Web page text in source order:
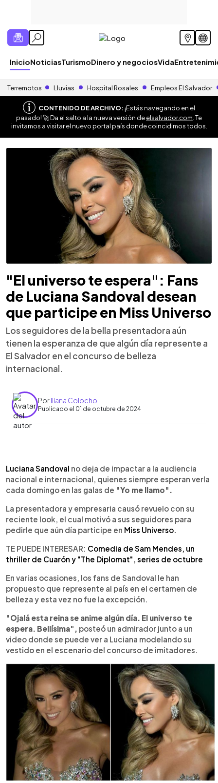
InicioNoticiasTurismoDinero y negociosVida
Terremotos Lluvias Hospital Rosales Empleos El Salvador
CONTENIDO DE ARCHIVO:¡Estás navegando en el
pasado! 🚀 Da el salto a la nueva versión deelsalvador.com . Te
invitamos a visitar el nuevo portal país donde coincidimos todos.
"El universo te espera": Fans
de Luciana Sandoval desean
que participe en Miss Universo
Los seguidores de la bella presentadora aún
tienen la esperanza de que algún día represente a
El Salvador en el concurso de belleza
internacional.
PorIliana Colocho
Publicado el 01 de octubre de 2024
► Escuchar artículo
Luciana Sandoval no deja de impactar a la audiencia
nacional e internacional, quienes siempre esperan verla
cada domingo en las galas de "Yo me llamo".
La presentadora y empresaria causó revuelo con su
reciente look, el cual motivó a sus seguidores para
pedirle que aún día participe en Miss Universo.
TE PUEDE INTERESAR: Comedia de Sam Mendes, un
thriller de Cuarón y "The Diplomat", series de octubre
En varias ocasiones, los fans de Sandoval le han
propuesto que represente al país en el certamen de
belleza y esta vez no fue la excepción.
"Ojalá esta reina se anime algún día. El universo te
espera. Bellísima", posteó un admirador junto a un
video donde se puede ver a Luciana modelando su
vestido en el escenario del concurso de imitadores.